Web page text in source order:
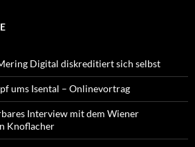
Digital diskreditiert sich selbst
ums Isental – Onlinevortrag
Interview mit dem Wiener
Knoflacher